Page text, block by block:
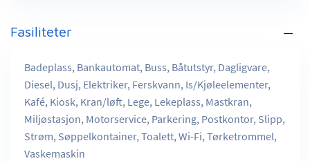
Fasiliteter
Badeplass, Bankautomat, Buss, Båtutstyr, Dagligvare,
Diesel, Dusj, Elektriker, Ferskvann, Is/Kjøleelementer,
Kafé, Kiosk, Kran/løft, Lege, Lekeplass, Mastkran,
Miljøstasjon, Motorservice, Parkering, Postkontor, Slipp,
Strøm, Søppelkontainer, Toalett, Wi-Fi, Tørketrommel,
Vaskemaskin